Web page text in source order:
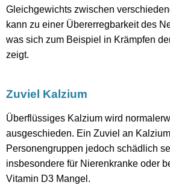
Gleichgewichts zwischen
kann zu einer Übererregbarkeit des
was sich zum Beispiel in Krämpfen
zeigt.
Zuviel Kalzium
Überflüssiges Kalzium wird
ausgeschieden. Ein Zuviel an
Personengruppen jedoch schädlich
insbesondere für Nierenkranke oder
Vitamin D3 Mangel.